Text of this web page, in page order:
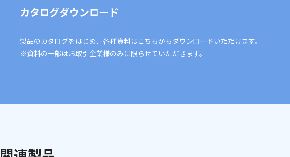
カタログダウンロード
製品のカタログをはじめ、各種資料はこちらからダウンロードいただけます。
※資料の一部はお取引企業様のみに限らせていただきます。